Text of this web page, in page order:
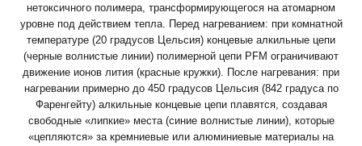
нетоксичного полимера, трансформирующегося на атомарном
уровне под действием тепла. Перед нагреванием: при комнатной
температуре (20 градусов Цельсия) концевые алкильные цепи
(черные волнистые линии) полимерной цепи PFM ограничивают
движение ионов лития (красные кружки). После нагревания: при
нагревании примерно до 450 градусов Цельсия (842 градуса по
Фаренгейту) алкильные концевые цепи плавятся, создавая
свободные «липкие» места (синие волнистые линии), которые
«цепляются» за кремниевые или алюминиевые материалы на